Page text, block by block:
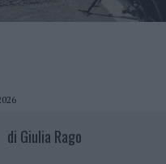
di Giulia Rago